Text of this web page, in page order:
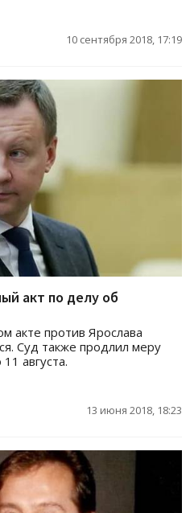
10 сентября 2018, 17:19
акт по делу об
акте против Ярослава
Суд также продлил меру
августа.
13 июня 2018, 18:23